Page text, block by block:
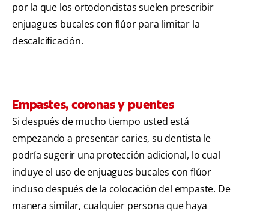
por la que los ortodoncistas suelen prescribir
enjuagues bucales con flúor para limitar la
descalcificación.
Empastes, coronas y puentes
Si después de mucho tiempo usted está
empezando a presentar caries, su dentista le
podría sugerir una protección adicional, lo cual
incluye el uso de enjuagues bucales con flúor
incluso después de la colocación del empaste. De
manera similar, cualquier persona que haya